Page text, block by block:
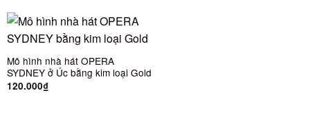
Mô hình nhà hát OPERA
SYDNEY ở Úc bằng kim loại Gold
120.000₫